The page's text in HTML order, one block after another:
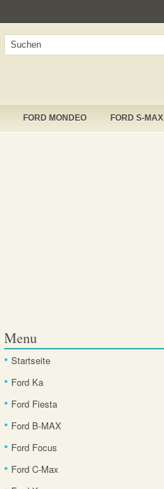
FORD MONDEO FORD S-MAX
Menu
Startseite
Ford Ka
Ford Fiesta
Ford B-MAX
Ford Focus
Ford C-Max